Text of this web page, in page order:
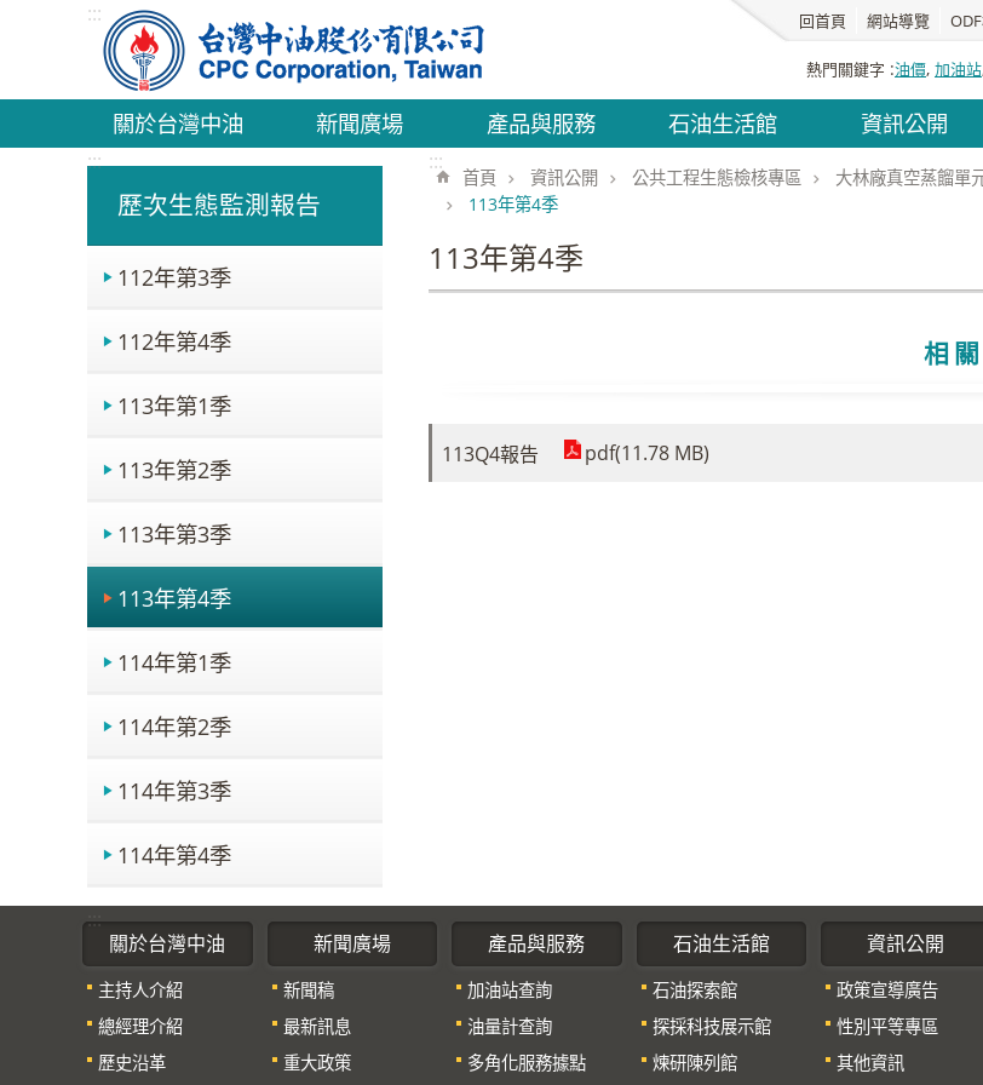
跳到主要內容區塊
::: 回首頁 網站導覽
熱門關鍵字 油價 加油站
關於台灣中油 新聞廣場 產品與服務 石油生活館 資訊公開
:::
歷次生態監測報告
112年第3季
112年第4季
113年第1季
113年第2季
113年第3季
113年第4季
114年第1季
114年第2季
114年第3季
114年第4季
:::
首頁 資訊公開 公共工程生態檢核專區 大林廠真空蒸餾單
113年第4季
113年第4季
相
113Q4報告 pdf(11.78 MB)
:::
關於台灣中油
主持人介紹
總經理介紹
歷史沿革
新聞廣場
新聞稿
最新訊息
重大政策
產品與服務
加油站查詢
油量計查詢
多角化服務據點
石油生活館
石油探索館
探採科技展示館
煉研陳列館
資訊公開
政策宣導廣告
性別平等專區
其他資訊